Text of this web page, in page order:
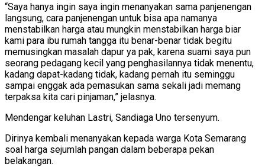
“Saya hanya ingin saya ingin menanyakan sama panjenengan
langsung, cara panjenengan untuk bisa apa namanya
menstabilkan harga atau mungkin menstabilkan harga biar
kami para ibu rumah tangga itu benar-benar tidak begitu
memusingkan masalah dapur ya pak, karena suami saya pun
seorang pedagang kecil yang penghasilannya tidak menentu,
kadang dapat-kadang tidak, kadang pernah itu seminggu
sampai enggak ada pemasukan sama sekali jadi memang
terpaksa kita cari pinjaman,” jelasnya.
Mendengar keluhan Lastri, Sandiaga Uno tersenyum.
Dirinya kembali menanyakan kepada warga Kota Semarang
soal harga sejumlah pangan dalam beberapa pekan
belakangan.